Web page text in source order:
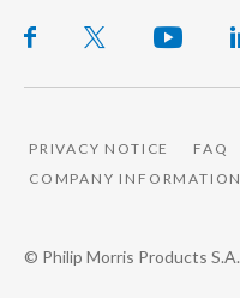
PRIVACY NOTICE FAQ
COMPANY INFORMATION
© Philip Morris Products S.A.